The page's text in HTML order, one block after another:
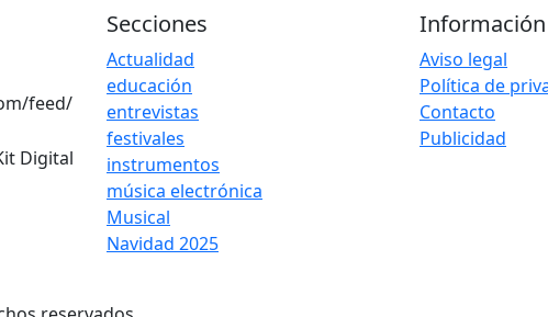
feed/
Secciones
Actualidad
educación
entrevistas
festivales
instrumentos
música electrónica
Musical
Navidad 2025
Información
Aviso legal
Política de
Contacto
Publicidad